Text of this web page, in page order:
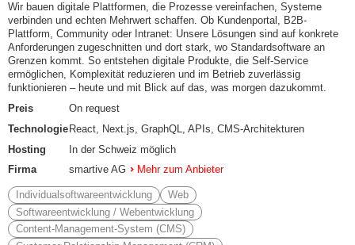
Wir bauen digitale Plattformen, die Prozesse vereinfachen, Systeme
verbinden und echten Mehrwert schaffen. Ob Kundenportal, B2B-
Plattform, Community oder Intranet: Unsere Lösungen sind auf konkrete
Anforderungen zugeschnitten und dort stark, wo Standardsoftware an
Grenzen kommt. So entstehen digitale Produkte, die Self-Service
ermöglichen, Komplexität reduzieren und im Betrieb zuverlässig
funktionieren – heute und mit Blick auf das, was morgen dazukommt.
Preis
On request
Technologie React, Next.js, GraphQL, APIs, CMS-Architekturen
Hosting
In der Schweiz möglich
Firma
smartive AG Mehr zum Anbieter
Individualsoftwareentwicklung
Web
Softwareentwicklung / Webentwicklung
Content-Management-System (CMS)